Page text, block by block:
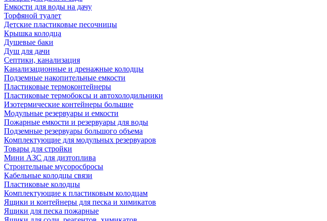
Емкости для воды на дачу
Торфяной туалет
Детские пластиковые песочницы
Крышка колодца
Душевые баки
Душ для дачи
Септики, канализация
Канализационные и дренажные колодцы
Подземные накопительные емкости
Пластиковые термоконтейнеры
Пластиковые термобоксы и автохолодильники
Изотермические контейнеры большие
Модульные резервуары и емкости
Пожарные емкости и резервуары для воды
Подземные резервуары большого объема
Комплектующие для модульных резервуаров
Товары для стройки
Мини АЗС для дизтоплива
Строительные мусоросбросы
Кабельные колодцы связи
Пластиковые колодцы
Комплектующие к пластиковым колодцам
Ящики и контейнеры для песка и химикатов
Ящики для песка пожарные